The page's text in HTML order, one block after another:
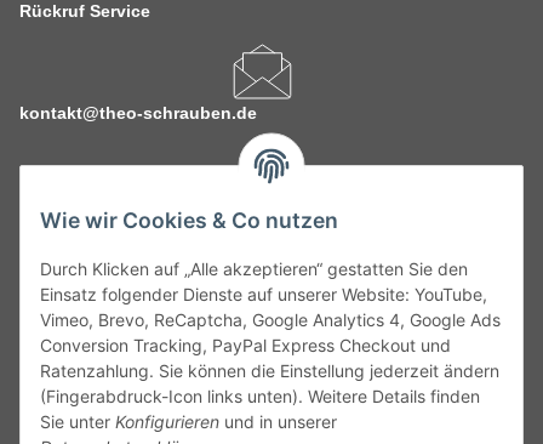
Wie wir Cookies & Co nutzen
Durch Klicken auf „Alle akzeptieren“ gestatten Sie den
Einsatz folgender Dienste auf unserer Website: YouTube,
Vimeo, Brevo, ReCaptcha, Google Analytics 4, Google Ads
Conversion Tracking, PayPal Express Checkout und
Ratenzahlung. Sie können die Einstellung jederzeit ändern
(Fingerabdruck-Icon links unten). Weitere Details finden
Sie unter Konfigurieren und in unserer
Rückruf Service
kontakt@theo-schrauben.de
Service
Gesetzliche Informationen
Alle technischen Angaben ohne Gewähr. Irrtümer und fehlerhafte